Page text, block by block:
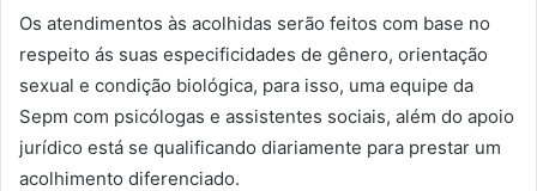
Os atendimentos às acolhidas serão feitos com base no
respeito ás suas especificidades de gênero, orientação
sexual e condição biológica, para isso, uma equipe da
Sepm com psicólogas e assistentes sociais, além do apoio
jurídico está se qualificando diariamente para prestar um
acolhimento diferenciado.